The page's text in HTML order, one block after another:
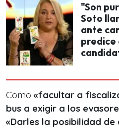
"Son
Soto
ante
predice
Como «facultar a
bus a exigir a los
«Darles la posibilidad de